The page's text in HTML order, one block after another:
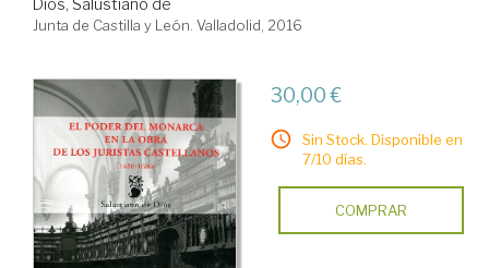
Dios, Salustiano de
Junta de Castilla y León. Valladolid, 2016
30,00 €
Sin Stock. Disponible en
7/10 días.
COMPRAR